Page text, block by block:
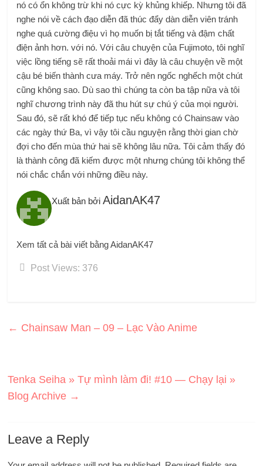
nó có ổn không trừ khi nó cực kỳ khủng khiếp. Nhưng tôi đã
nghe nói về cách đạo diễn đã thúc đẩy dàn diễn viên tránh
nghe quá cường điệu vì họ muốn bị tắt tiếng và đậm chất
điện ảnh hơn. với nó. Với câu chuyện của Fujimoto, tôi nghĩ
việc lồng tiếng sẽ rất thoải mái vì đây là câu chuyện về một
cậu bé biến thành cưa máy. Trở nên ngốc nghếch một chút
cũng không sao. Dù sao thì chúng ta còn ba tập nữa và tôi
nghĩ chương trình này đã thu hút sự chú ý của mọi người.
Sau đó, sẽ rất khó để tiếp tục nếu không có Chainsaw vào
các ngày thứ Ba, vì vậy tôi cầu nguyện rằng thời gian chờ
đợi cho đến mùa thứ hai sẽ không lâu nữa. Tôi cảm thấy đó
là thành công đã kiếm được một nhưng chúng tôi không thể
nói chắc chắn với những điều này.
Xuất bản bởiAidanAK47
Xem tất cả bài viết bằng AidanAK47
Post Views: 376
← Chainsaw Man – 09 – Lạc Vào Anime
Tenka Seiha » Tự mình làm đi! #10 — Chạy lại »
Blog Archive →
Leave a Reply